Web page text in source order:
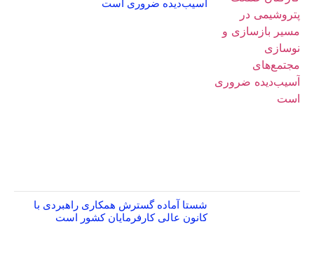
آسیب‌دیده ضروری است
شستا آماده گسترش همکاری راهبردی با
کانون عالی کارفرمایان کشور است